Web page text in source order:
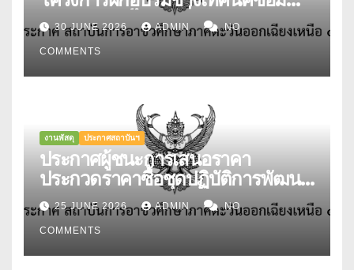
บำรุงรถยนต์ไฟฟ้า ที่สอดคล้องกับ
มาตรฐานอาชีพและคุณวุฒิวิชาชีพ
สาขายานยนต์ไฟฟ้า อาชีพช่าง
เทคนิคซ่อมบำรุงรถยนต์ไฟฟ้า ระดับ
Technician Level 3) รุ่นที่ 1
สถาบันการอาชีวศึกษาภาคตะวันออก
เฉียงเหนือ 4 ทะเบียนรับรองเลขที่
TP-0066-A จากสถาบันคุณวุฒิ
วิชาชีพ (องค์การมหาชน) ระหว่างวัน
ที่ 6 – 10 กรกฎาคม 2569 ณ ห้อง
ประชุมแผนกวิชาช่างอากาศยาน
วิทยาลัยเทคนิคอุบลราชธานี
30 JUNE 2026 ADMIN NO
COMMENTS
งานพัสดุ ประกาศสถาบันฯ
ประกาศผู้ชนะการเสนอราคา
ประกวดราคาซื้อชุดปฏิบัติการพัฒนา
งานบัญชี พร้อมระบบตรวจสอบและ
แสดงภัยคุกคามต่อระบบงาน
(Business System) สถาบันการ
อาชีวศึกษาภาคตะวันออกเฉียงเหนือ
25 JUNE 2026 ADMIN NO
COMMENTS